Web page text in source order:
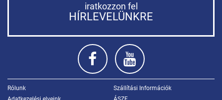
iratkozzon fel
HÍRLEVELÜNKRE
Rólunk
Szállítási Információk